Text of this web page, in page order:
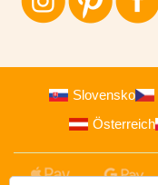
Slovensko
Österreich